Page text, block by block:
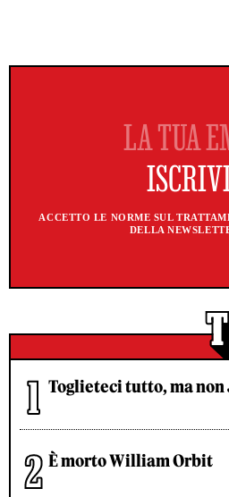
ACCETTO LE NORME SUL
DELLA
Toglieteci tutto, ma
È morto William Orbit